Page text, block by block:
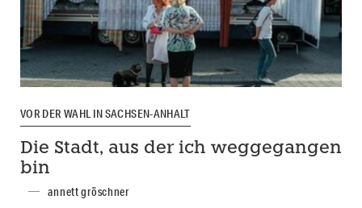
VOR DER WAHL IN SACHSEN-ANHALT
Die Stadt, aus der ich weggegangen
bin
annett gröschner